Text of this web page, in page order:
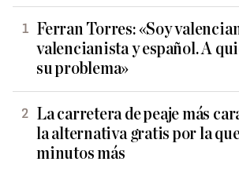
Ferran Torres: «Soy
valencianista y español. A
su problema»
La carretera de peaje más
la alternativa gratis por la
minutos más